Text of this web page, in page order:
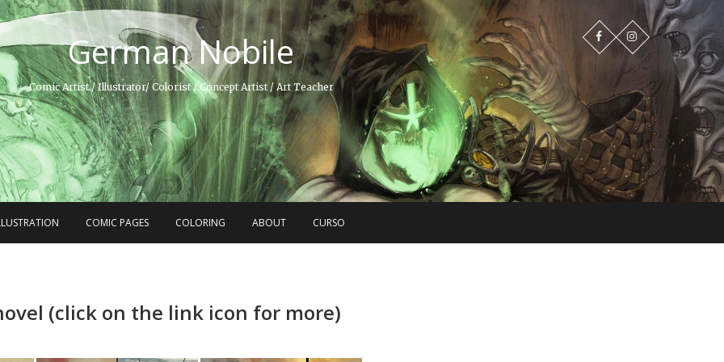
German Nobile
Comic Artist / Illustrator/ Colorist / Concept Artist / Art Teacher
COMIC PAGES COLORING ABOUT CURSO
(click on the link icon for more)